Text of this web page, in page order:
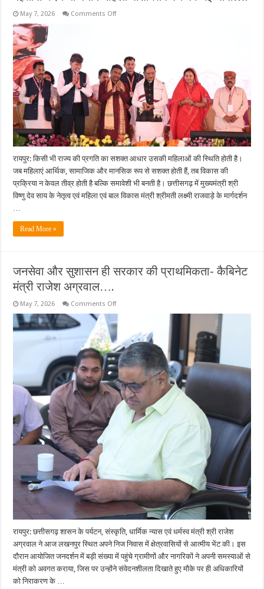
May 7, 2026 Comments Offon
सशक्तिकरण
की
नई
धारा….
रायपुर: किसी भी राज्य की प्रगति का सशक्त आधार उसकी महिलाओं की स्थिति होती है।
जब महिलाएं आर्थिक, सामाजिक और मानसिक रूप से सशक्त होती हैं, तब विकास की
प्रक्रिया न केवल तीव्र होती है बल्कि समावेशी भी बनती है। छत्तीसगढ़ में मुख्यमंत्री श्री
विष्णु देव साय के नेतृत्व एवं महिला एवं बाल विकास मंत्री श्रीमती लक्ष्मी राजवाड़े के मार्गदर्शन
…
Read More »
जनसेवा और सुशासन ही सरकार की प्राथमिकता- कैबिनेट
मंत्री राजेश अग्रवाल….
May 7, 2026 Comments Offon
सुशासन
ही
सरकार
की
प्राथमिकता-
कैबिनेट
मंत्री
राजेश
अग्रवाल….
रायपुर: छत्तीसगढ़ शासन के पर्यटन, संस्कृति, धार्मिक न्यास एवं धर्मस्व मंत्री श्री राजेश
अग्रवाल ने आज लखनपुर स्थित अपने निज निवास में क्षेत्रवासियों से आत्मीय भेंट की। इस
दौरान आयोजित जनदर्शन में बड़ी संख्या में पहुंचे ग्रामीणों और नागरिकों ने अपनी समस्याओं से
मंत्री को अवगत कराया, जिस पर उन्होंने संवेदनशीलता दिखाते हुए मौके पर ही अधिकारियों
को निराकरण के …